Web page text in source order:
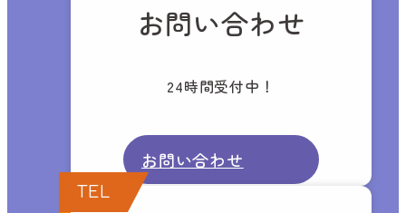
お問い合わせ
24時間受付中！
お問い合わせ
TEL